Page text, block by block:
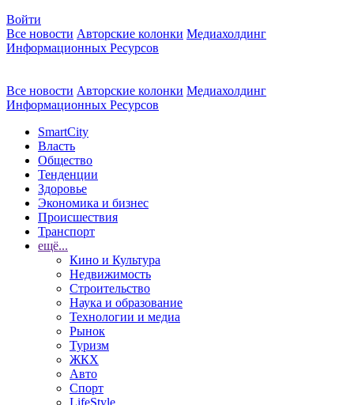
Войти
Все новости Авторские колонки Медиахолдинг
Информационных Ресурсов
Все новости Авторские колонки Медиахолдинг
Информационных Ресурсов
SmartCity
Власть
Общество
Тенденции
Здоровье
Экономика и бизнес
Происшествия
Транспорт
ещё...
Кино и Культура
Недвижимость
Строительство
Наука и образование
Технологии и медиа
Рынок
Туризм
ЖКХ
Авто
Спорт
LifeStyle